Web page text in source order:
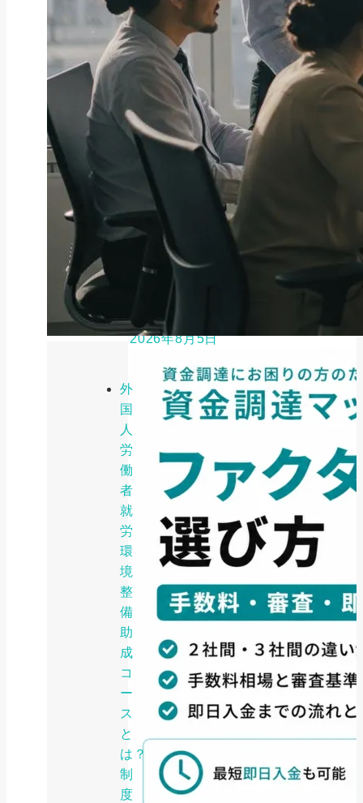
外
国
人
労
働
者
就
労
環
境
整
備
助
成
コ
ー
ス
と
は？
制
度
ファクタリング
法｜中小企業・個...
2026年8月5日